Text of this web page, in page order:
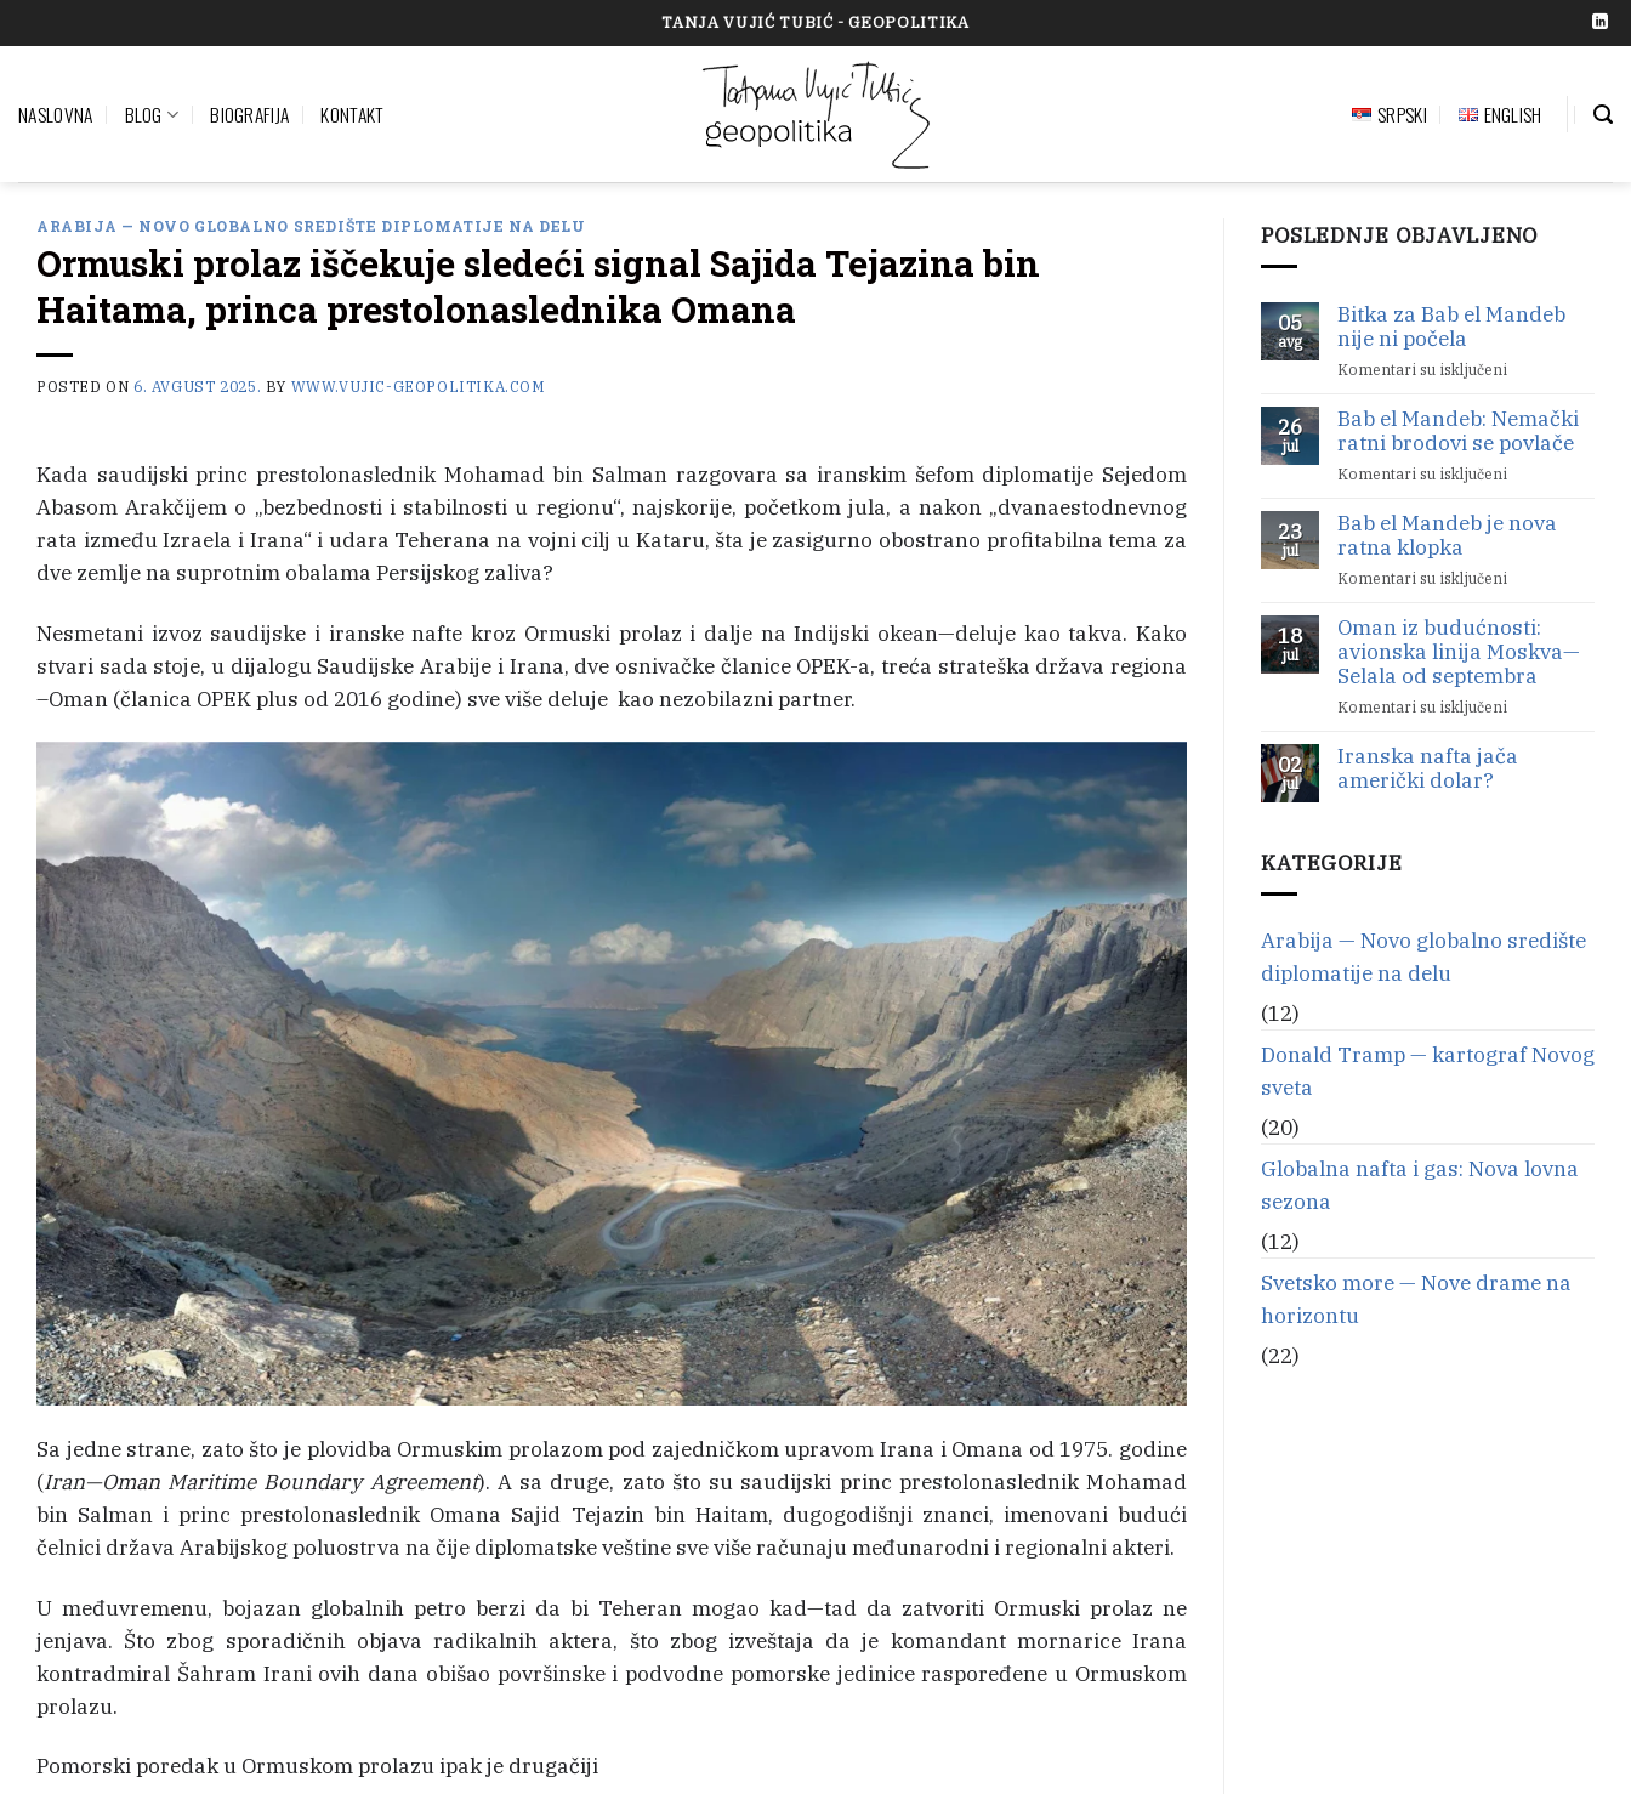
na
TANJA VUJIĆ TUBIĆ - GEOPOLITIKA
NASLOVNA BLOG BIOGRAFIJA KONTAKT SRPSKI ENGLISH
ARABIJA — NOVO GLOBALNO SREDIŠTE DIPLOMATIJE NA DELU
Ormuski prolaz iščekuje sledeći signal Sajida Tejazina bin
Haitama, princa prestolonaslednika Omana
POSTED ON6. AVGUST 2025. BY WWW.VUJIC-GEOPOLITIKA.COM
Kada saudijski princ prestolonaslednik Mohamad bin Salman razgovara sa iranskim šefom diplomatije Sejedom
Abasom Arakčijem o „bezbednosti i stabilnosti u regionu“, najskorije, početkom jula, a nakon „dvanaestodnevnog
rata između Izraela i Irana“ i udara Teherana na vojni cilj u Kataru, šta je zasigurno obostrano profitabilna tema za
dve zemlje na suprotnim obalama Persijskog zaliva?
Nesmetani izvoz saudijske i iranske nafte kroz Ormuski prolaz i dalje na Indijski okean—deluje kao takva. Kako
stvari sada stoje, u dijalogu Saudijske Arabije i Irana, dve osnivačke članice OPEK-a, treća strateška država regiona
–Oman (članica OPEK plus od 2016 godine) sve više deluje kao nezobilazni partner.
Sa jedne strane, zato što je plovidba Ormuskim prolazom pod zajedničkom upravom Irana i Omana od 1975. godine
(Iran—Oman Maritime Boundary Agreement). A sa druge, zato što su saudijski princ prestolonaslednik Mohamad
bin Salman i princ prestolonaslednik Omana Sajid Tejazin bin Haitam, dugogodišnji znanci, imenovani budući
čelnici država Arabijskog poluostrva na čije diplomatske veštine sve više računaju međunarodni i regionalni akteri.
U međuvremenu, bojazan globalnih petro berzi da bi Teheran mogao kad—tad da zatvoriti Ormuski prolaz ne
jenjava. Što zbog sporadičnih objava radikalnih aktera, što zbog izveštaja da je komandant mornarice Irana
kontradmiral Šahram Irani ovih dana obišao površinske i podvodne pomorske jedinice raspoređene u Ormuskom
prolazu.
Pomorski poredak u Ormuskom prolazu ipak je drugačiji
POSLEDNJE OBJAVLJENO
05
avg
Bitka za Bab el Mandeb
nije ni počela
Komentari su isključeni
za
Bab
ni
26
jul
Bab el Mandeb: Nemački
ratni brodovi se povlače
Komentari su isključeni
el
se
povlače
23
jul
Bab el Mandeb je nova
ratna klopka
Komentari su isključeni
el
Mandeb
je
18
jul
Oman iz budućnosti:
avionska linija Moskva—
Selala od septembra
Komentari su isključeni
iz
septembra
02
jul
Iranska nafta jača
američki dolar?
Iranska
nafta
KATEGORIJE
Arabija — Novo globalno središte
diplomatije na delu
(12)
Donald Tramp — kartograf Novog
sveta
(20)
Globalna nafta i gas: Nova lovna
sezona
(12)
Svetsko more — Nove drame na
horizontu
(22)